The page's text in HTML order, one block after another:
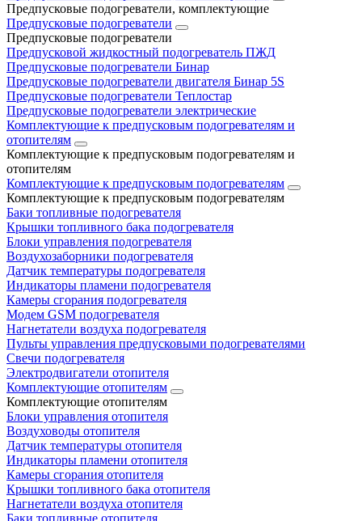
Предпусковые подогреватели, комплектующие
Предпусковые подогреватели
Предпусковые подогреватели
Предпусковой жидкостный подогреватель ПЖД
Предпусковые подогреватели Бинар
Предпусковые подогреватели двигателя Бинар 5S
Предпусковые подогреватели Теплостар
Предпусковые подогреватели электрические
Комплектующие к предпусковым подогревателям и
отопителям
Комплектующие к предпусковым подогревателям и
отопителям
Комплектующие к предпусковым подогревателям
Комплектующие к предпусковым подогревателям
Баки топливные подогревателя
Крышки топливного бака подогревателя
Блоки управления подогревателя
Воздухозаборники подогревателя
Датчик температуры подогревателя
Индикаторы пламени подогревателя
Камеры сгорания подогревателя
Модем GSM подогревателя
Нагнетатели воздуха подогревателя
Пульты управления предпусковыми подогревателями
Свечи подогревателя
Электродвигатели отопителя
Комплектующие отопителям
Комплектующие отопителям
Блоки управления отопителя
Воздуховоды отопителя
Датчик температуры отопителя
Индикаторы пламени отопителя
Камеры сгорания отопителя
Крышки топливного бака отопителя
Нагнетатели воздуха отопителя